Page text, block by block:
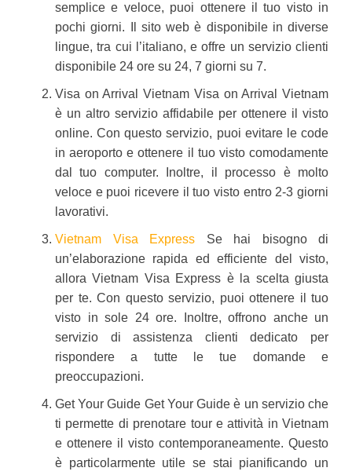
semplice e veloce, puoi ottenere il tuo visto in
pochi giorni. Il sito web è disponibile in diverse
lingue, tra cui l’italiano, e offre un servizio clienti
disponibile 24 ore su 24, 7 giorni su 7.
Visa on Arrival Vietnam Visa on Arrival Vietnam
è un altro servizio affidabile per ottenere il visto
online. Con questo servizio, puoi evitare le code
in aeroporto e ottenere il tuo visto comodamente
dal tuo computer. Inoltre, il processo è molto
veloce e puoi ricevere il tuo visto entro 2-3 giorni
lavorativi.
Vietnam Visa Express Se hai bisogno di
un’elaborazione rapida ed efficiente del visto,
allora Vietnam Visa Express è la scelta giusta
per te. Con questo servizio, puoi ottenere il tuo
visto in sole 24 ore. Inoltre, offrono anche un
servizio di assistenza clienti dedicato per
rispondere a tutte le tue domande e
preoccupazioni.
Get Your Guide Get Your Guide è un servizio che
ti permette di prenotare tour e attività in Vietnam
e ottenere il visto contemporaneamente. Questo
è particolarmente utile se stai pianificando un